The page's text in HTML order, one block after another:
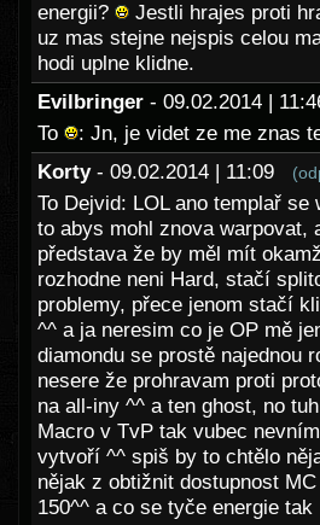
energii?
Jestli hrajes proti
uz mas stejne nejspis celou
hodi uplne klidne.
Evilbringer - 09.02.2014 |
To
: Jn, je videt ze me znas
Korty - 09.02.2014 | 11:09
To Dejvid: LOL ano templař
to abys mohl znova warpovat,
představa že by měl mít
rozhodne neni Hard, stačí
problemy, přece jenom stačí
^^ a ja neresim co je OP mě
diamondu se prostě najednou
nesere že prohravam proti
na all-iny ^^ a ten ghost, no
Macro v TvP tak vubec
vytvoří ^^ spiš by to chtělo
nějak z obtižnit dostupnost
150^^ a co se tyče energie